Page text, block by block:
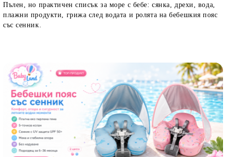
Пълен, но практичен списък за море с бебе: сянка, дрехи, вода,
плажни продукти, грижа след водата и ролята на бебешкия пояс
със сенник.